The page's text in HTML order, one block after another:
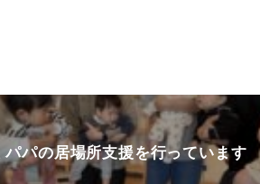
パの居場所支援を行っています